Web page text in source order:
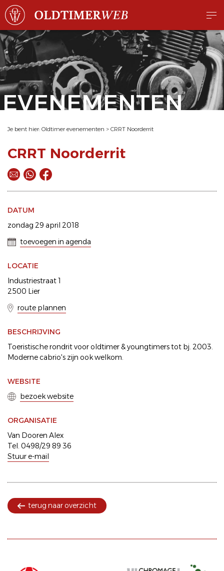
EVENEMENTEN
Je bent hier: Oldtimer evenementen > CRRT Noorderrit
CRRT Noorderrit
DATUM
zondag 29 april 2018
toevoegen in agenda
LOCATIE
Industriestraat 1
2500 Lier
route plannen
BESCHRIJVING
Toeristische rondrit voor oldtimer & youngtimers tot bj. 2003.
Moderne cabrio's zijn ook welkom.
WEBSITE
bezoek website
ORGANISATIE
Van Dooren Alex
Tel. 0498/29 89 36
Stuur e-mail
terug naar overzicht